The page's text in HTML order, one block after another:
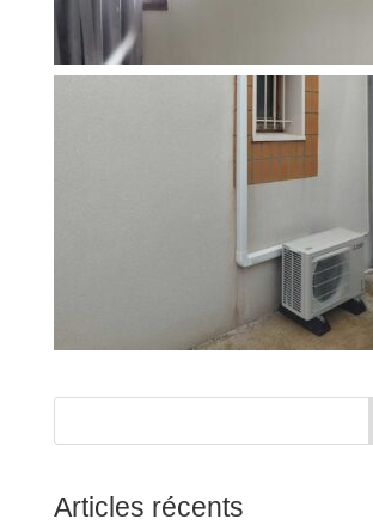
Articles récents